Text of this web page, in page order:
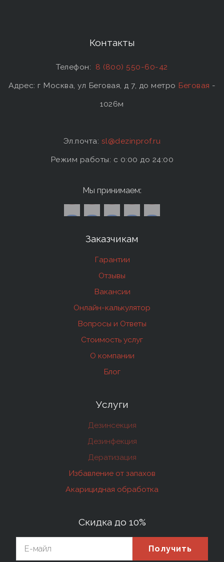
Контакты
Телефон: 8 (800) 550-60-42
Адрес: г Москва, ул Беговая, д 7, до метро Беговая -
1026м
Эл.почта: sl@dezinprof.ru
Режим работы: c 0:00 до 24:00
Мы принимаем:
Заказчикам
Гарантии
Отзывы
Вакансии
Онлайн-калькулятор
Вопросы и Ответы
Стоимость услуг
О компании
Блог
Услуги
Дезинсекция
Дезинфекция
Дератизация
Избавление от запахов
Акарицидная обработка
Скидка до 10%
Получить